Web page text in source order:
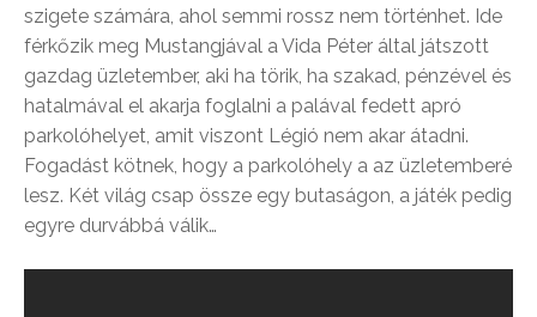
szigete számára, ahol semmi rossz nem történhet. Ide
férkőzik meg Mustangjával a Vida Péter által játszott
gazdag üzletember, aki ha törik, ha szakad, pénzével és
hatalmával el akarja foglalni a palával fedett apró
parkolóhelyet, amit viszont Légió nem akar átadni.
Fogadást kötnek, hogy a parkolóhely a az üzletemberé
lesz. Két világ csap össze egy butaságon, a játék pedig
egyre durvábbá válik…